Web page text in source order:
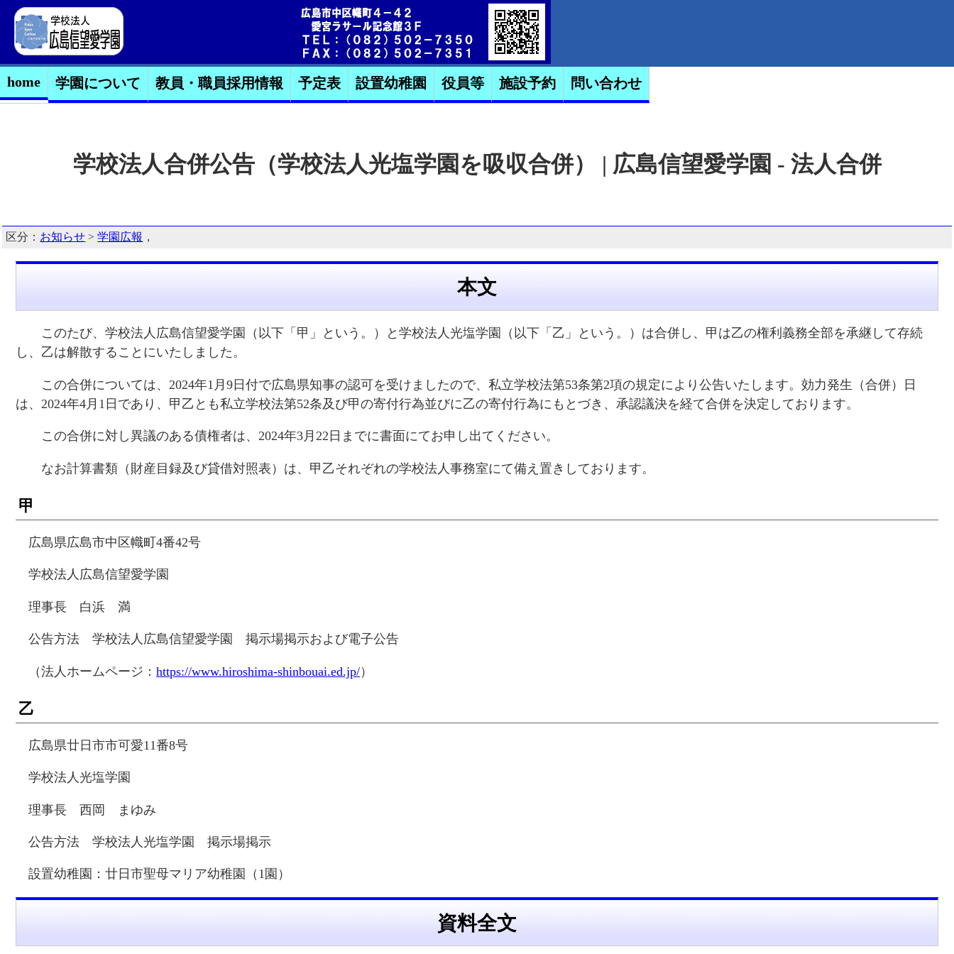
home 学園について 教員・職員採用情報 予定表 設置幼稚園 役員等 施設予約 問い合わせ
学校法人合併公告（学校法人光塩学園を吸収合併） | 広島信望愛学園 - 法人合併
区分： お知らせ >学園広報 ，
本文
このたび、学校法人広島信望愛学園（以下「甲」という。）と学校法人光塩学園（以下「乙」という。）は合併し、甲は乙の権利義務全部を承継して存続
し、乙は解散することにいたしました。
この合併については、2024年1月9日付で広島県知事の認可を受けましたので、私立学校法第53条第2項の規定により公告いたします。効力発生（合併）日
は、2024年4月1日であり、甲乙とも私立学校法第52条及び甲の寄付行為並びに乙の寄付行為にもとづき、承認議決を経て合併を決定しております。
この合併に対し異議のある債権者は、2024年3月22日までに書面にてお申し出てください。
なお計算書類（財産目録及び貸借対照表）は、甲乙それぞれの学校法人事務室にて備え置きしております。
甲
広島県広島市中区幟町4番42号
学校法人広島信望愛学園
理事長 白浜 満
公告方法 学校法人広島信望愛学園 掲示場掲示および電子公告
（法人ホームページ：https://www.hiroshima-shinbouai.ed.jp/）
乙
広島県廿日市市可愛11番8号
学校法人光塩学園
理事長 西岡 まゆみ
公告方法 学校法人光塩学園 掲示場掲示
設置幼稚園：廿日市聖母マリア幼稚園（1園）
資料全文